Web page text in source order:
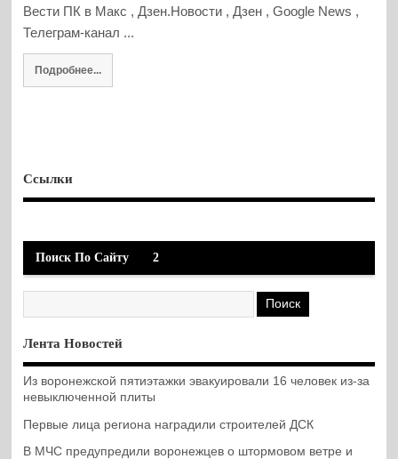
Вести ПК в Макс , Дзен.Новости , Дзен , Google News ,
Телеграм-канал ...
Подробнее...
Ссылки
Поиск По Сайту 2
Лента Новостей
Из воронежской пятиэтажки эвакуировали 16 человек из-за
невыключенной плиты
Первые лица региона наградили строителей ДСК
В МЧС предупредили воронежцев о штормовом ветре и